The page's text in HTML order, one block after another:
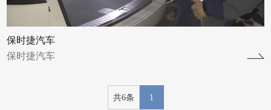
保时捷汽车
保时捷汽车
共6条 1